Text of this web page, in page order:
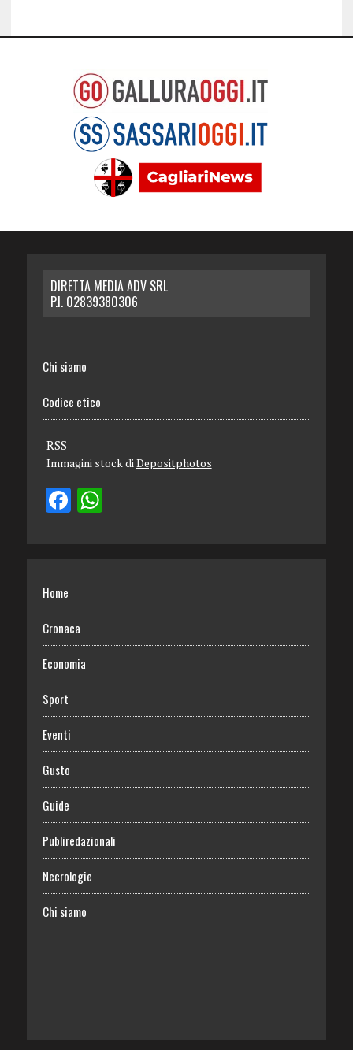
DIRETTA MEDIA ADV SRL
P.I. 02839380306
Chi siamo
Codice etico
RSS
Immagini stock di Depositphotos
Home
Cronaca
Economia
Sport
Eventi
Gusto
Guide
Publiredazionali
Necrologie
Chi siamo